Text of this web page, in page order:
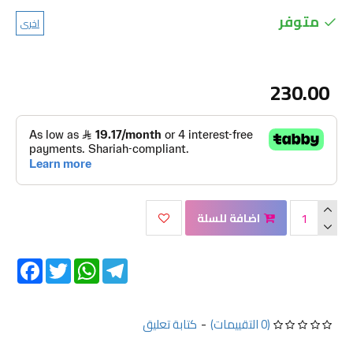
متوفر اخرى
(0 التقييمات) - كتابة تعليق
230.00
اضافة للسلة
Twitter
WhatsAppTelegram